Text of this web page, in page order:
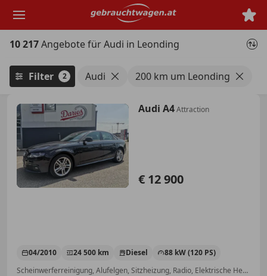
Hauptinhalt
10 217Angebote für Audi in Leonding
Filter 2 Audi 200 km um Leonding
Audi A4Attraction
€ 12 900
04/2010 24 500 km Diesel
88 kW (120 PS)
Scheinwerferreinigung, Alufelgen, Sitzheizung, Radio, Elektrische Heckklappe, Skisack, Innenspiegel automatisch abblendend, Alarmanlage